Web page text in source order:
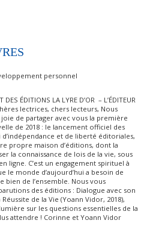
personnel
DES ÉDITIONS LA LYRE D’OR – L’ÉDITEUR
lectrices, chers lecteurs, Nous
de partager avec vous la première
de 2018 : le lancement officiel des
d’indépendance et de liberté éditoriales,
propre maison d’éditions, dont la
la connaissance de lois de la vie, sous
ligne. C’est un engagement spirituel à
le monde d’aujourd’hui a besoin de
bien de l’ensemble. Nous vous
des éditions : Dialogue avec son
de la Vie (Yoann Vidor, 2018),
sur les questions essentielles de la
attendre ! Corinne et Yoann Vidor